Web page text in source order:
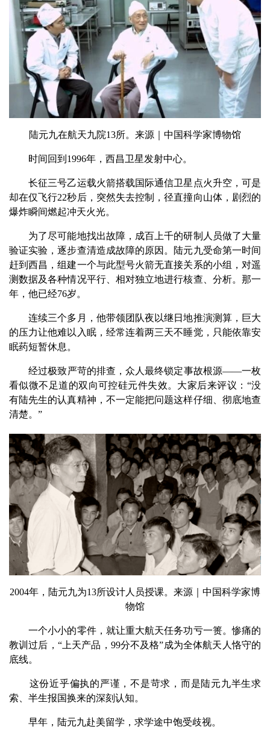
陆元九在航天九院13所。来源｜中国科学家博物馆
时间回到1996年，西昌卫星发射中心。
长征三号乙运载火箭搭载国际通信卫星点火升空，可是
却在仅飞行22秒后，突然失去控制，径直撞向山体，剧烈的
爆炸瞬间燃起冲天火光。
为了尽可能地找出故障，成百上千的研制人员做了大量
验证实验，逐步查清造成故障的原因。陆元九受命第一时间
赶到西昌，组建一个与此型号火箭无直接关系的小组，对遥
测数据及各种情况平行、相对独立地进行核查、分析。那一
年，他已经76岁。
连续三个多月，他带领团队夜以继日地推演测算，巨大
的压力让他难以入眠，经常连着两三天不睡觉，只能依靠安
眠药短暂休息。
经过极致严苛的排查，众人最终锁定事故根源——一枚
看似微不足道的双向可控硅元件失效。大家后来评议：“没
有陆先生的认真精神，不一定能把问题这样仔细、彻底地查
清楚。”
2004年，陆元九为13所设计人员授课。来源｜中国科学家博
物馆
一个小小的零件，就让重大航天任务功亏一篑。惨痛的
教训过后，“上天产品，99分不及格”成为全体航天人恪守的
底线。
这份近乎偏执的严谨，不是苛求，而是陆元九半生求
索、半生报国换来的深刻认知。
早年，陆元九赴美留学，求学途中饱受歧视。